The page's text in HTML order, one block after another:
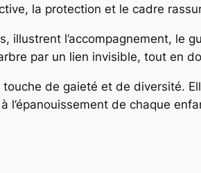
la protection et le cadre
illustrent l’accompagnement, le
par un lien invisible, tout en
de gaieté et de diversité.
l’épanouissement de chaque